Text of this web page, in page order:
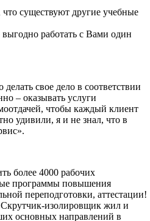
существуют другие учебные
работать с Вами один
свое дело в соответствии
– оказывать услуги
чтобы каждый клиент
удивили, я и не знал, что в
более 4000 рабочих
программы повышения
переподготовки, аттестации!
изолировщик жил и
основных направлений в